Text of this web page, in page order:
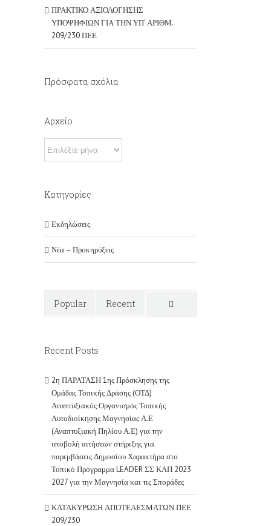
ΠΡΑΚΤΙΚΟ ΑΞΙΟΛΟΓΗΣΗΣ
ΥΠΟΨΗΦΙΩΝ ΓΙΑ ΤΗΝ ΥΠ’ ΑΡΙΘΜ.
209/230 ΠΕΕ
Πρόσφατα σχόλια
Αρχείο
Kατηγορίες
Εκδηλώσεις
Νέα – Προκηρύξεις
Popular Recent
Recent Posts
2η ΠΑΡΑΤΑΣΗ 1ης Πρόσκλησης της
Ομάδας Τοπικής Δράσης (ΟΤΔ)
Αναπτυξιακός Οργανισμός Τοπικής
Αυτοδιοίκησης Μαγνησίας Α.Ε
(Αναπτυξιακή Πηλίου Α.Ε) για την
υποβολή αιτήσεων στήριξης για
παρεμβάσεις Δημοσίου Χαρακτήρα στο
Τοπικό Πρόγραμμα LEADER ΣΣ ΚΑΠ 2023
2027 για την Μαγνησία και τις Σποράδες
ΚΑΤΑΚΥΡΩΣΗ ΑΠΟΤΕΛΕΣΜΑΤΩΝ ΠΕΕ
209/230